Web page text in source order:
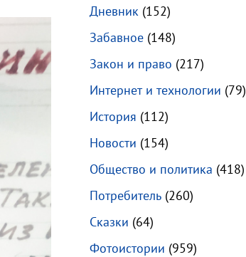
Дневник(152)
Забавное(148)
Закон и право (217)
Интернет и технологии (79)
История (112)
Новости (154)
Общество и политика (418)
Потребитель(260)
Сказки (64)
Фотоистории (959)